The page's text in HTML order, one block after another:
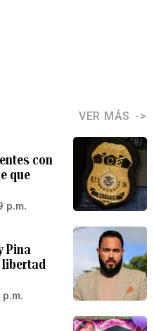
VER MÁS
con
que
p.m.
Pina